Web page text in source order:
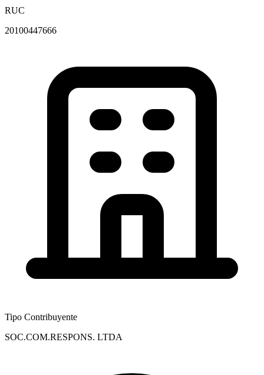
RUC
20100447666
Tipo Contribuyente
SOC.COM.RESPONS. LTDA